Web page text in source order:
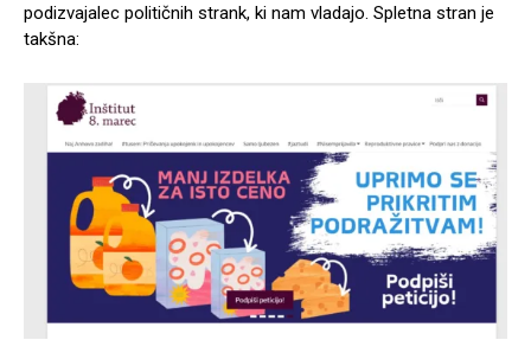
podizvajalec političnih strank, ki nam vladajo. Spletna stran je
takšna: